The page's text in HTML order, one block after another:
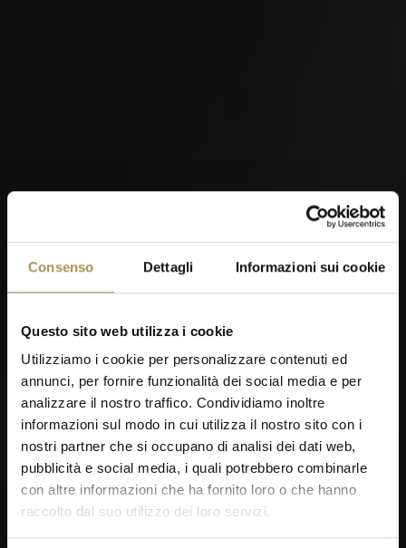
Consenso Dettagli Informazioni sui cookie
Questo sito web utilizza i cookie
Utilizziamo i cookie per personalizzare contenuti ed
annunci, per fornire funzionalità dei social media e per
analizzare il nostro traffico. Condividiamo inoltre
informazioni sul modo in cui utilizza il nostro sito con i
nostri partner che si occupano di analisi dei dati web,
pubblicità e social media, i quali potrebbero combinarle
con altre informazioni che ha fornito loro o che hanno
raccolto dal suo utilizzo dei loro servizi.